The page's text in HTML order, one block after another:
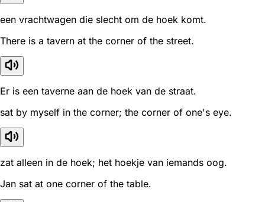
een vrachtwagen die slecht om de hoek komt.
There is a tavern at the corner of the street.
Er is een taverne aan de hoek van de straat.
sat by myself in the corner; the corner of one's eye.
zat alleen in de hoek; het hoekje van iemands oog.
Jan sat at one corner of the table.